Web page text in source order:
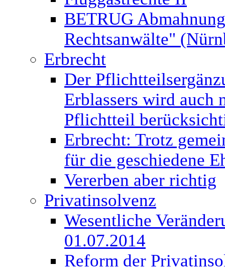
BETRUG
Rechtsanwälte"
Erbrecht
Der
Erblassers wird auch
Pflichtteil
Erbrecht: Trotz
für die geschiedene
Vererben aber richtig
Privatinsolvenz
Wesentliche
01.07.2014
Reform der